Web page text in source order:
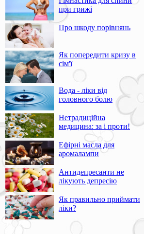
при грижі
Про шкоду порівнянь
Як попередити кризу в
сім'ї
Вода - ліки від
головного болю
Нетрадиційна
медицина: за і проти!
Ефірні масла для
аромалампи
Антидепресанти не
лікують депресію
Як правильно приймати
ліки?